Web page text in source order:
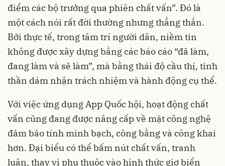
điểm các bộ trưởng qua phiên chất vấn”. Đó là
một cách nói rất đời thường nhưng thẳng thắn.
Bởi thực tế, trong tâm trí người dân, niềm tin
không được xây dựng bằng các báo cáo “đã làm,
đang làm và sẽ làm”, mà bằng thái độ cầu thị, tinh
thần dám nhận trách nhiệm và hành động cụ thể.
Với việc ứng dụng App Quốc hội, hoạt động chất
vấn cũng đang được nâng cấp về mặt công nghệ
đảm bảo tính minh bạch, công bằng và công khai
hơn. Đại biểu có thể bấm nút chất vấn, tranh
luận, thay vì phụ thuộc vào hình thức giơ biển